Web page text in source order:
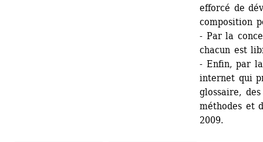
efforcé de
composition
- Par la
chacun est
- Enfin, par
internet qui
glossaire,
méthodes et
2009.